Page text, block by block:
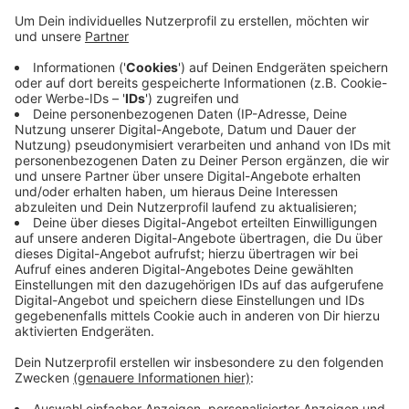
Anzeige
Das hat eine Welle Niederrhein-Umfrage ergeben.
Demnach wollen sie zum Beispiel ihre Öffnungszeiten
anpassen und mehr Personal einplanen. Der Grund für
die Teuerung in den Niederlanden ist das Auslaufen
einer Steuerbegünstigung - die war im März letzten
Jahres wegen der hohen Inflation erlassen worden.
Neben dem Sprit sind auch Tabak und Alkohol davon
betroffen - deshalb wollen viele deutsche Tankstellen
auch damit aufstocken.
Anzeige